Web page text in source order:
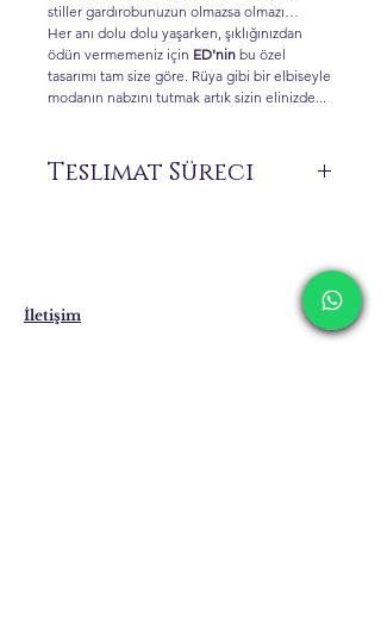
stiller gardırobunuzun olmazsa olmazı…
Her anı dolu dolu yaşarken, şıklığınızdan
ödün vermemeniz için ED'nin bu özel
tasarımı tam size göre. Rüya gibi bir elbiseyle
modanın nabzını tutmak artık sizin elinizde...
Teslimat Süreci
değişebilmektedir. Yurt dışı teslimatlarında
bu süreler uzayabilmektedir.
İletişim